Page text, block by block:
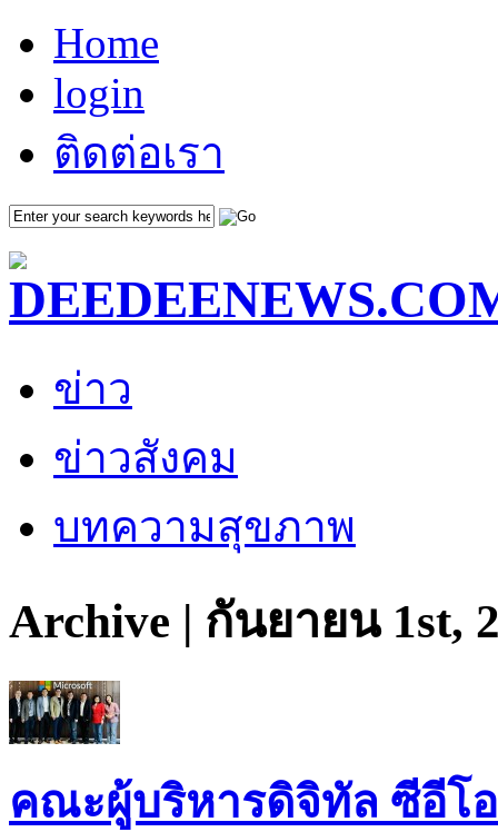
Home
login
ติดต่อเรา
ข่าว
ข่าวสังคม
บทความสุขภาพ
Archive | กันยายน 1st,
คณะผู้บริหารดิจิทัล ซีอีโ